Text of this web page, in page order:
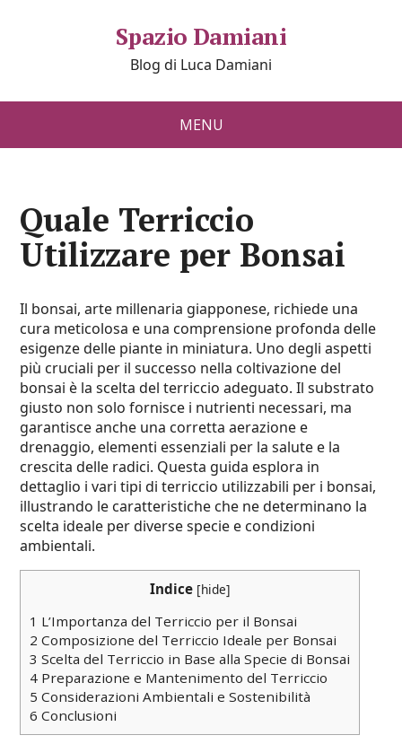
Spazio Damiani
Blog di Luca Damiani
MENU
Quale Terriccio
Utilizzare per Bonsai
Il bonsai, arte millenaria giapponese, richiede una
cura meticolosa e una comprensione profonda delle
esigenze delle piante in miniatura. Uno degli aspetti
più cruciali per il successo nella coltivazione del
bonsai è la scelta del terriccio adeguato. Il substrato
giusto non solo fornisce i nutrienti necessari, ma
garantisce anche una corretta aerazione e
drenaggio, elementi essenziali per la salute e la
crescita delle radici. Questa guida esplora in
dettaglio i vari tipi di terriccio utilizzabili per i bonsai,
illustrando le caratteristiche che ne determinano la
scelta ideale per diverse specie e condizioni
ambientali.
Indice [hide]
1 L’Importanza del Terriccio per il Bonsai
2 Composizione del Terriccio Ideale per Bonsai
3 Scelta del Terriccio in Base alla Specie di Bonsai
4 Preparazione e Mantenimento del Terriccio
5 Considerazioni Ambientali e Sostenibilità
6 Conclusioni